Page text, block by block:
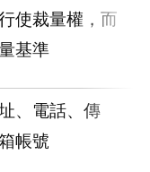
使裁量權，而
基準
、電話、傳
帳號